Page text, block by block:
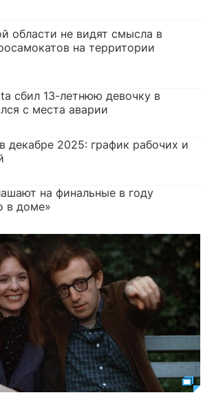
области не видят смысла в
на территории
сбил 13-летнюю девочку в
с места аварии
декабре 2025: график рабочих и
на финальные в году
в доме»